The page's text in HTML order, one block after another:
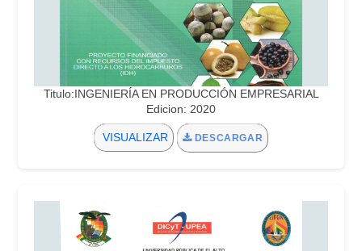
Titulo:INGENIERÍA EN PRODUCCIÓN EMPRESARIAL
Edicion: 2020
VISUALIZAR DESCARGAR